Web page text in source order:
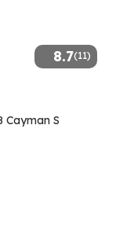
8.7(11)
Cayman S